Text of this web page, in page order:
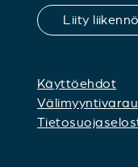
Liity
Käyttöehdot